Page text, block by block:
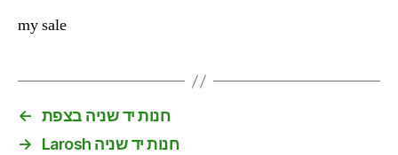
my sale
← חנות יד שניה בצפת
→
Larosh חנות יד שניה